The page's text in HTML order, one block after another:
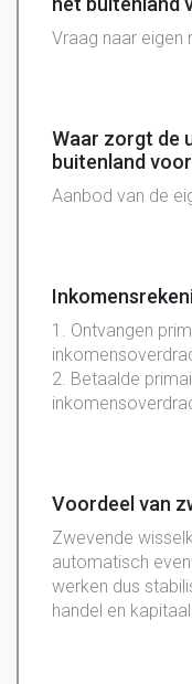
Vraag naar eigen
Waar zorgt de
buitenland
Aanbod van de
1. Ontvangen
2. Betaalde
Voordeel van
Zwevende
automatisch
werken dus
handel en